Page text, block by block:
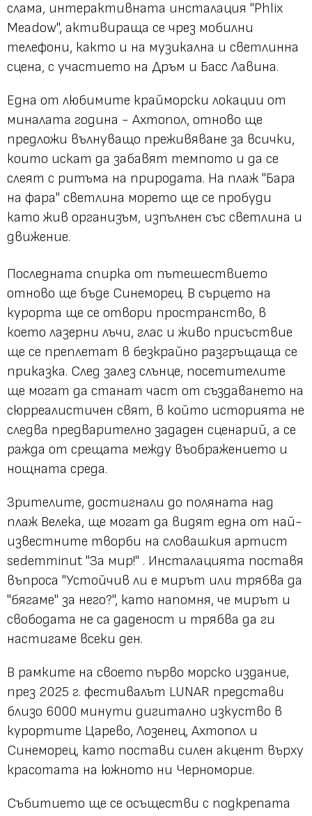
слама, интерактивната инсталация "Phlix
Meadow", активираща се чрез мобилни
телефони, както и на музикална и светлинна
сцена, с участието на Дръм и Басс Лавина.
Една от любимите крайморски локации от
миналата година - Ахтопол, отново ще
предложи вълнуващо преживяване за всички,
които искат да забавят темпото и да се
слеят с ритъма на природата. На плаж "Бара
на фара" светлина морето ще се пробуди
като жив организъм, изпълнен със светлина и
движение.
Последната спирка от пътешествието
отново ще бъде Синеморец. В сърцето на
курорта ще се отвори пространство, в
което лазерни лъчи, глас и живо присъствие
ще се преплетат в безкрайно разгръщаща се
приказка. След залез слънце, посетителите
ще могат да станат част от създаването на
сюрреалистичен свят, в който историята не
следва предварително зададен сценарий, а се
ражда от срещата между въображението и
нощната среда.
Зрителите, достигнали до поляната над
плаж Велека, ще могат да видят една от най-
известните творби на словашкия артист
sedemminut "За мир!" . Инсталацията поставя
въпроса "Устойчив ли е мирът или трябва да
"бягаме" за него?", като напомня, че мирът и
свободата не са даденост и трябва да ги
настигаме всеки ден.
В рамките на своето първо морско издание,
през 2025 г. фестивалът LUNAR представи
близо 6000 минути дигитално изкуство в
курортите Царево, Лозенец, Ахтопол и
Синеморец, като постави силен акцент върху
красотата на южното ни Черноморие.
Събитието ще се осъществи с подкрепата